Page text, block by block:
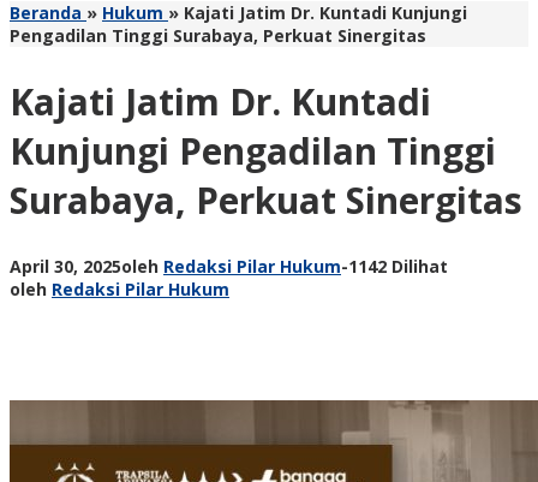
Beranda » Hukum » Kajati Jatim Dr. Kuntadi Kunjungi
Pengadilan Tinggi Surabaya, Perkuat Sinergitas
Kajati Jatim Dr. Kuntadi
Kunjungi Pengadilan Tinggi
Surabaya, Perkuat Sinergitas
April 30, 2025oleh Redaksi Pilar Hukum-1142 Dilihat
oleh Redaksi Pilar Hukum